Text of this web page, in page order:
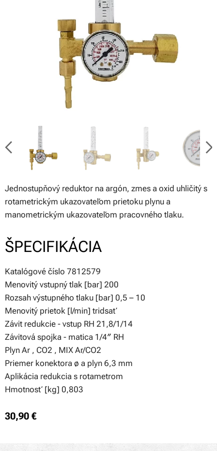
Jednostupňový reduktor na argón, zmes a oxid uhličitý s
rotametrickým ukazovateľom prietoku plynu a
manometrickým ukazovateľom pracovného tlaku.
ŠPECIFIKÁCIA
Katalógové číslo 7812579
Menovitý vstupný tlak [bar] 200
Rozsah výstupného tlaku [bar] 0,5 – 10
Menovitý prietok [l/min] tridsať
Závit redukcie - vstup RH 21,8/1/14
Závitová spojka - matica 1/4″ RH
Plyn Ar , CO2 , MIX Ar/CO2
Priemer konektora ø a plyn 6,3 mm
Aplikácia redukcia s rotametrom
Hmotnosť [kg] 0,803
30,90 €